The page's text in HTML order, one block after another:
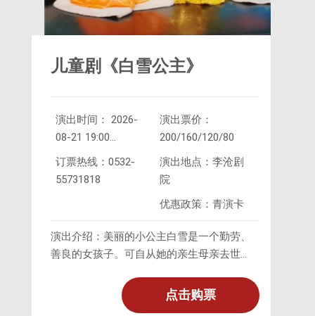
儿童剧《白雪公主》
演出时间： 2026-
08-21 19:00
2026-
08-22 10:30
订票热线：0532-
55731818
演出票价：
200/160/120/80
演出地点：李沧剧
院
优惠政策：青演卡
演出介绍：美丽的小公主白雪是一个勤劳、
善良的女孩子。可自从她的亲生母亲去世
饱受继母的凌辱。在一次宫廷舞会上，
点击购票